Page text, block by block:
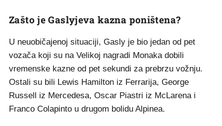
Zašto je Gaslyjeva kazna poništena?
U neuobičajenoj situaciji, Gasly je bio jedan od pet
vozača koji su na Velikoj nagradi Monaka dobili
vremenske kazne od pet sekundi za prebrzu vožnju.
Ostali su bili Lewis Hamilton iz Ferrarija, George
Russell iz Mercedesa, Oscar Piastri iz McLarena i
Franco Colapinto u drugom bolidu Alpinea.